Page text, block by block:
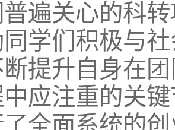
遍关心的科
学们积极与
提升自身在
应注重的关